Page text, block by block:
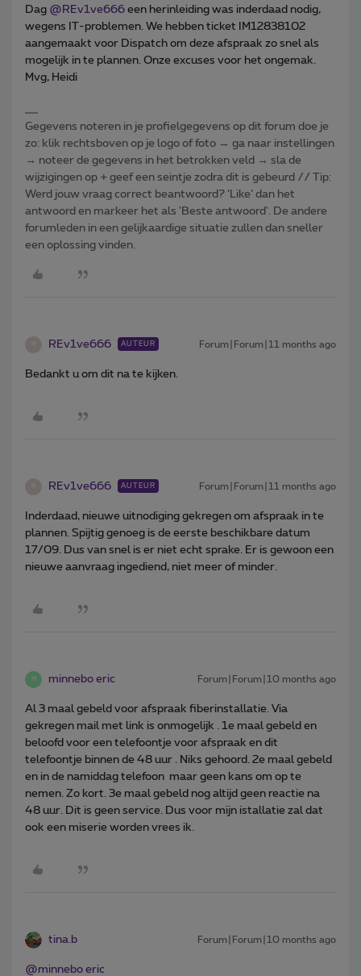
Dag ​ @REv1ve666 een herinleiding was inderdaad nodig,
wegens IT-problemen. We hebben ticket IM12838102
aangemaakt voor Dispatch om deze afspraak zo snel als
mogelijk in te plannen. Onze excuses voor het ongemak.
Mvg, Heidi
Gegevens noteren in je profielgegevens op dit forum doe je
zo: klik rechtsboven op je logo of foto → ga naar instellingen
→ noteer de gegevens in het betrokken veld → sla de
wijzigingen op + geef een seintje zodra dit is gebeurd // Tip:
Werd jouw vraag correct beantwoord? ‘Like’ dan het
antwoord en markeer het als 'Beste antwoord'. De andere
forumleden in een gelijkaardige situatie zullen dan sneller
een oplossing vinden.
REv1ve666 AUTEUR Forum|Forum|11 months ago
Bedankt u om dit na te kijken.
REv1ve666 AUTEUR Forum|Forum|11 months ago
Inderdaad, nieuwe uitnodiging gekregen om afspraak in te
plannen. Spijtig genoeg is de eerste beschikbare datum
17/09. Dus van snel is er niet echt sprake. Er is gewoon een
nieuwe aanvraag ingediend, niet meer of minder.
M minnebo eric Forum|Forum|10 months ago
Al 3 maal gebeld voor afspraak fiberinstallatie. Via
gekregen mail met link is onmogelijk . 1e maal gebeld en
beloofd voor een telefoontje voor afspraak en dit
telefoontje binnen de 48 uur . Niks gehoord. 2e maal gebeld
en in de namiddag telefoon maar geen kans om op te
nemen. Zo kort. 3e maal gebeld nog altijd geen reactie na
48 uur. Dit is geen service. Dus voor mijn istallatie zal dat
ook een miserie worden vrees ik.
tina.b Forum|Forum|10 months ago
@minnebo eric